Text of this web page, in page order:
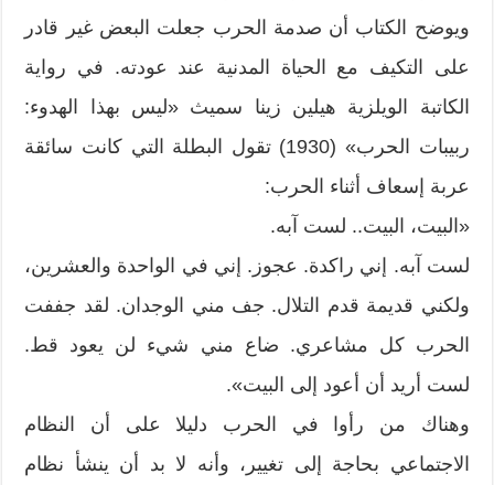
ويوضح الكتاب أن صدمة الحرب جعلت البعض غير قادر
على التكيف مع الحياة المدنية عند عودته. في رواية
الكاتبة الويلزية هيلين زينا سميث «ليس بهذا الهدوء:
ربيبات الحرب» (1930) تقول البطلة التي كانت سائقة
عربة إسعاف أثناء الحرب:
«البيت، البيت.. لست آبه.
لست آبه. إني راكدة. عجوز. إني في الواحدة والعشرين،
ولكني قديمة قدم التلال. جف مني الوجدان. لقد جففت
الحرب كل مشاعري. ضاع مني شيء لن يعود قط.
لست أريد أن أعود إلى البيت».
وهناك من رأوا في الحرب دليلا على أن النظام
الاجتماعي بحاجة إلى تغيير، وأنه لا بد أن ينشأ نظام